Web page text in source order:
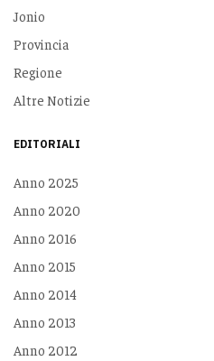
Jonio
Provincia
Regione
Altre Notizie
EDITORIALI
Anno 2025
Anno 2020
Anno 2016
Anno 2015
Anno 2014
Anno 2013
Anno 2012